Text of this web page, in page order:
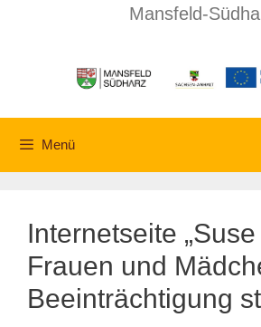
Mansfeld-
Menü
Internetseite „Suse
Frauen und
Beeinträchtigung